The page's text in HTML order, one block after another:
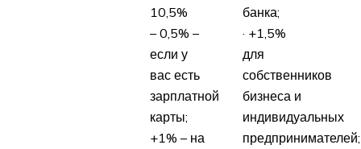
10,5%
– 0,5% –
если у
вас есть
зарплатной
карты;
+1% – на
банка;
· +1,5%
для
собственников
бизнеса и
индивидуальных
предпринимателей;